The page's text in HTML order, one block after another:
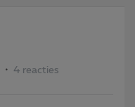
4 reacties